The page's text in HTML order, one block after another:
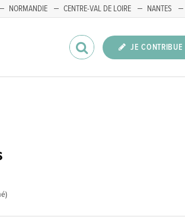
NORMANDIE CENTRE-VAL DE LOIRE NANTES
JE CONTRIBUE